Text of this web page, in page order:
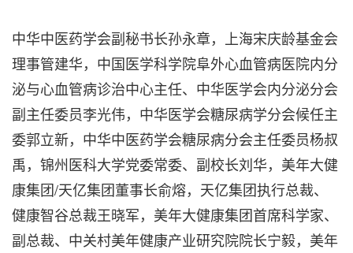
中华中医药学会副秘书长孙永章，上海宋庆龄基金会
理事管建华，中国医学科学院阜外心血管病医院内分
泌与心血管病诊治中心主任、中华医学会内分泌分会
副主任委员李光伟，中华医学会糖尿病学分会候任主
委郭立新，中华中医药学会糖尿病分会主任委员杨叔
禹，锦州医科大学党委常委、副校长刘华，美年大健
康集团/天亿集团董事长俞熔，天亿集团执行总裁、
健康智谷总裁王晓军，美年大健康集团首席科学家、
副总裁、中关村美年健康产业研究院院长宁毅，美年